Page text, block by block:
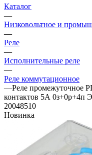
Каталог
—
Низковольтное и
—
Реле
—
Исполнительные реле
—
Реле коммутационное
—Реле промежуточное
контактов 5А 0з+0р+4п
20048510
Новинка